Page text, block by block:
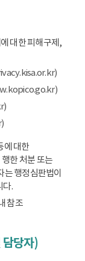
대한 피해구제,
에 대한
한 처분 또는
는 행정심판법이
다.
참조
당자)